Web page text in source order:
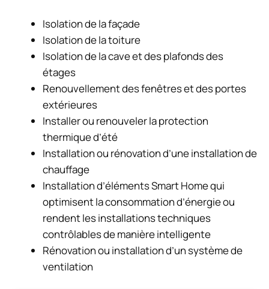
Isolation de la façade
Isolation de la toiture
Isolation de la cave et des plafonds des
étages
Renouvellement des fenêtres et des portes
extérieures
Installer ou renouveler la protection
thermique d’été
Installation ou rénovation d’une installation de
chauffage
Installation d’éléments Smart Home qui
optimisent la consommation d’énergie ou
rendent les installations techniques
contrôlables de manière intelligente
Rénovation ou installation d’un système de
ventilation